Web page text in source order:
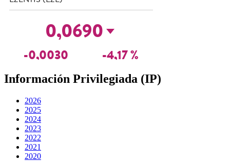
Información Privilegiada (IP)
2026
2025
2024
2023
2022
2021
2020